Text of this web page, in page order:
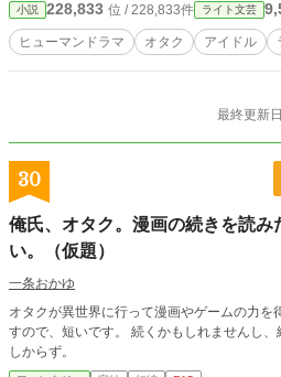
小説 228,833 位 / 228,833件 ライト文芸
ヒューマンドラマ オタク アイドル
最終更新
30
俺氏、オタク。漫画の続きを読み
い。（仮題）
一条おかゆ
オタクが異世界に行って漫画やゲームの力を
すので、短いです。 続くかもしれませんし
しからず。